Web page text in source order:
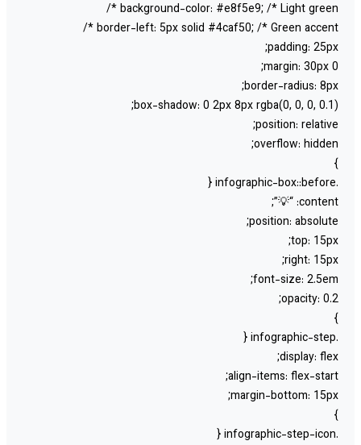
background-color: #e8f5e9; /* Light green
border-left: 5px solid #4caf50; /* Green accent
padding:
margin: 30px
border-radius:
box-shadow: 0 2px 8px rgba(0, 0, 0,
position:
overflow:
content:
position:
top:
right:
font-size:
opacity:
display:
align-items: flex-
margin-bottom: